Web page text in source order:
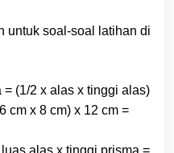
untuk soal-soal latihan di
(1/2 x alas x tinggi alas)
cm x 8 cm) x 12 cm =